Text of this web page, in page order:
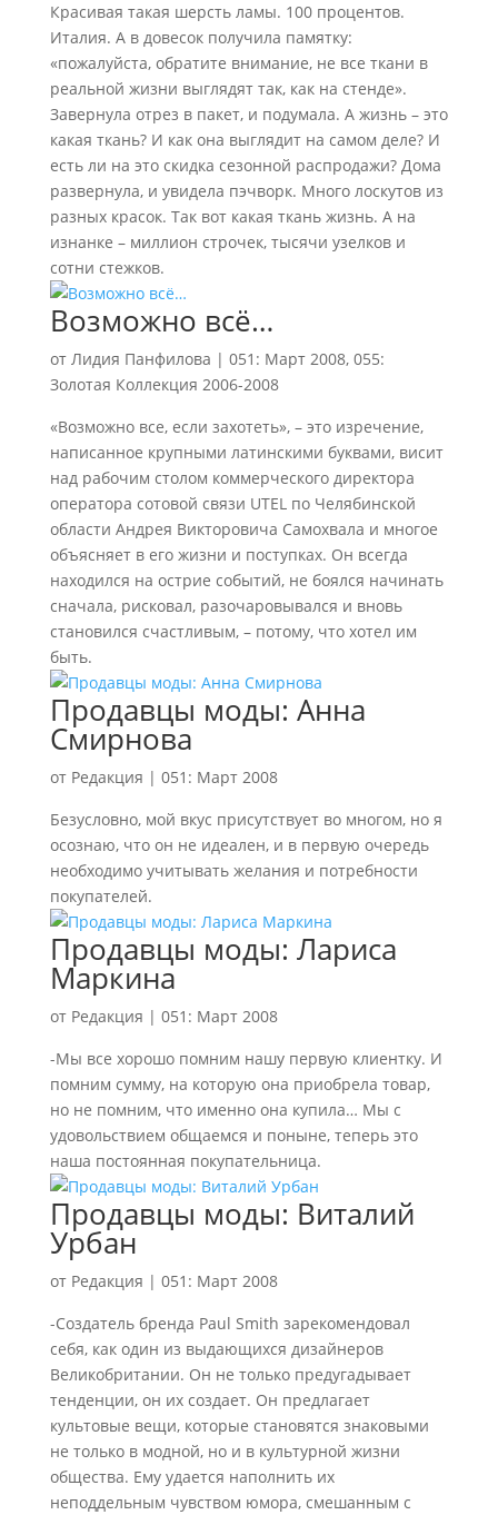
Красивая такая шерсть ламы. 100 процентов.
Италия. А в довесок получила памятку:
«пожалуйста, обратите внимание, не все ткани в
реальной жизни выглядят так, как на стенде».
Завернула отрез в пакет, и подумала. А жизнь – это
какая ткань? И как она выглядит на самом деле? И
есть ли на это скидка сезонной распродажи? Дома
развернула, и увидела пэчворк. Много лоскутов из
разных красок. Так вот какая ткань жизнь. А на
изнанке – миллион строчек, тысячи узелков и
сотни стежков.
Возможно всё…
от Лидия Панфилова | 051: Март 2008, 055:
Золотая Коллекция 2006-2008
«Возможно все, если захотеть», – это изречение,
написанное крупными латинскими буквами, висит
над рабочим столом коммерческого директора
оператора сотовой связи UTEL по Челябинской
области Андрея Викторовича Самохвала и многое
объясняет в его жизни и поступках. Он всегда
находился на острие событий, не боялся начинать
сначала, рисковал, разочаровывался и вновь
становился счастливым, – потому, что хотел им
быть.
Продавцы моды: Анна
Смирнова
от Редакция | 051: Март 2008
Безусловно, мой вкус присутствует во многом, но я
осознаю, что он не идеален, и в первую очередь
необходимо учитывать желания и потребности
покупателей.
Продавцы моды: Лариса
Маркина
от Редакция | 051: Март 2008
-Мы все хорошо помним нашу первую клиентку. И
помним сумму, на которую она приобрела товар,
но не помним, что именно она купила… Мы с
удовольствием общаемся и поныне, теперь это
наша постоянная покупательница.
Продавцы моды: Виталий
Урбан
от Редакция | 051: Март 2008
-Создатель бренда Paul Smith зарекомендовал
себя, как один из выдающихся дизайнеров
Великобритании. Он не только предугадывает
тенденции, он их создает. Он предлагает
культовые вещи, которые становятся знаковыми
не только в модной, но и в культурной жизни
общества. Ему удается наполнить их
неподдельным чувством юмора, смешанным с